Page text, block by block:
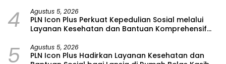
4 Agustus 5, 2026
PLN Icon Plus Perkuat Kepedulian Sosial melalui
Layanan Kesehatan dan Bantuan Komprehensif
5 Agustus 5, 2026
PLN Icon Plus Hadirkan Layanan Kesehatan dan